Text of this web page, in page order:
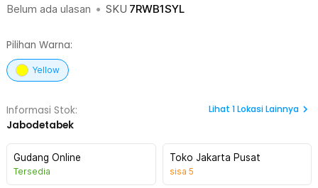
Belum ada ulasan • SKU 7RWB1SYL
Pilihan Warna:
Yellow
Informasi Stok:
Jabodetabek
Lihat 1Lokasi Lainnya
Gudang Online
Tersedia
Toko Jakarta Pusat
sisa 5